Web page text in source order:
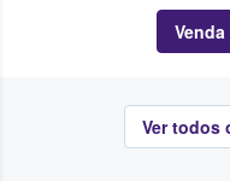
Ver todos